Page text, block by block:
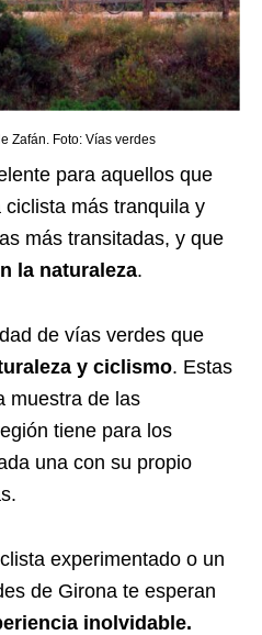
Zafán. Foto: Vías verdes
para aquellos que
más tranquila y
más transitadas, y que
la naturaleza.
de vías verdes que
y ciclismo. Estas
muestra de las
tiene para los
una con su propio
experimentado o un
de Girona te esperan
inolvidable.